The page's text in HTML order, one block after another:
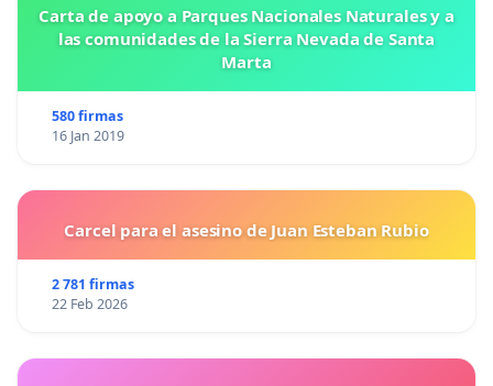
Carta de apoyo a Parques Nacionales Naturales y a
las comunidades de la Sierra Nevada de Santa
Marta
580 firmas
16 Jan 2019
Carcel para el asesino de Juan Esteban Rubio
2 781 firmas
22 Feb 2026